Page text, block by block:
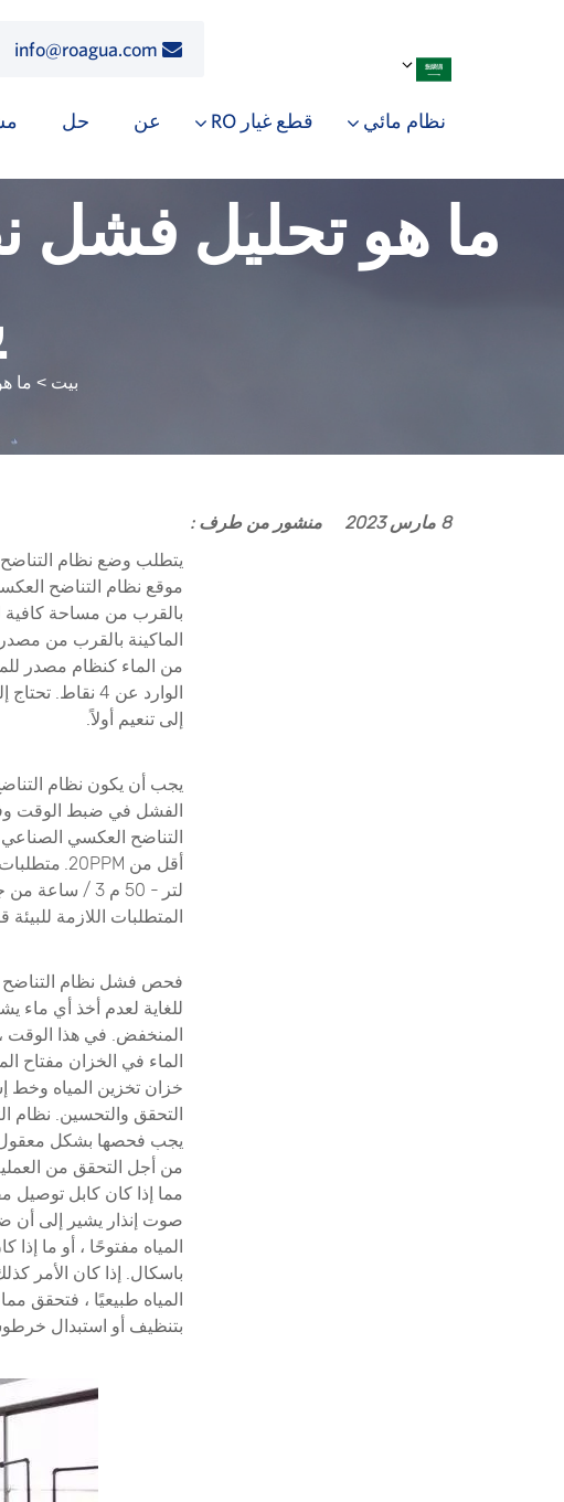
info@roagua.com
نظام مائي قطع غيار RO عن حل
ما هو تحليل فشل
بيت > ما
8 مارس 2023
منشور من طرف :
يتطلب وضع نظام
موقع نظام التناضح
بالقرب من مساحة كافية
الماكينة بالقرب من
الوارد عن 4
إلى تنعيم أولاً.
يجب أن يكون نظام
الفشل في ضبط الوقت
المتطلبات اللازمة
فحص فشل نظام التناضح
للغاية لعدم أخذ أي ماء
المنخفض. في هذا الوقت ،
الماء في الخزان مفتاح
خزان تخزين المياه وخط
التحقق والتحسين. نظام
يجب فحصها بشكل معقول
من أجل التحقق من
مما إذا كان كابل توصيل
صوت إنذار يشير إلى أن
باسكال. إذا كان الأمر
المياه طبيعيًا ، فتحقق
بتنظيف أو استبدال